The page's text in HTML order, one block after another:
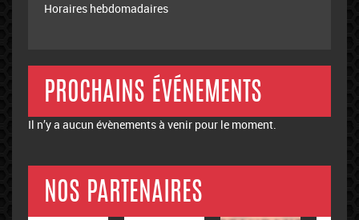
Horaires hebdomadaires
PROCHAINS ÉVÉNEMENTS
Il n’y a aucun évènements à venir pour le moment.
NOS PARTENAIRES